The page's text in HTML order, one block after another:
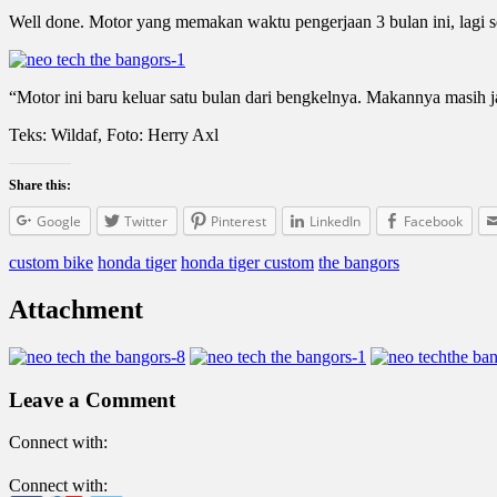
Well done. Motor yang memakan waktu pengerjaan 3 bulan ini, lagi
“Motor ini baru keluar satu bulan dari bengkelnya. Makannya
Teks: Wildaf, Foto: Herry Axl
Share this:
Google Twitter Pinterest LinkedIn Facebook
custom bike honda tiger honda tiger custom the bangors
Attachment
Leave a Comment
Connect with:
Connect with: